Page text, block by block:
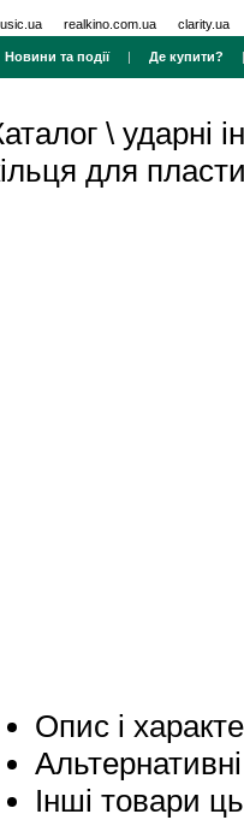
realkino.com.ua clarity.ua
Новини та події| Де купити?
\ ударні
для
Опис і
Інші товари